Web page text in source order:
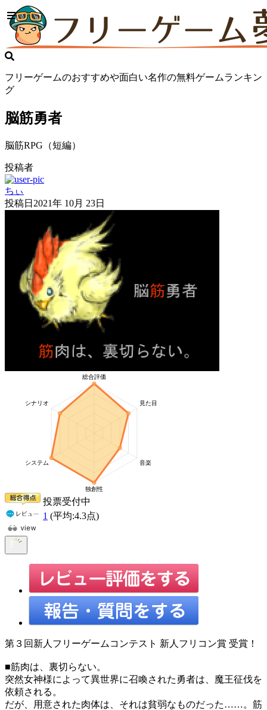
フリーゲームのおすすめや面白い名作の無料ゲームランキン
グ
脳筋勇者
脳筋RPG（短編）
投稿者
ちぃ
投稿日 2021年 10月 23日
投票受付中
1 (平均:4.3点)
第３回新人フリーゲームコンテスト 新人フリコン賞 受賞！
■筋肉は、裏切らない。
突然女神様によって異世界に召喚された勇者は、魔王征伐を
依頼される。
だが、用意された肉体は、それは貧弱なものだった……。筋